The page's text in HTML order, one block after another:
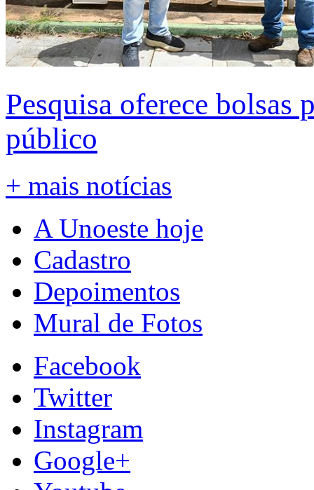
Pesquisa oferece bolsas
público
+ mais notícias
A Unoeste hoje
Cadastro
Depoimentos
Mural de Fotos
Facebook
Twitter
Instagram
Google+